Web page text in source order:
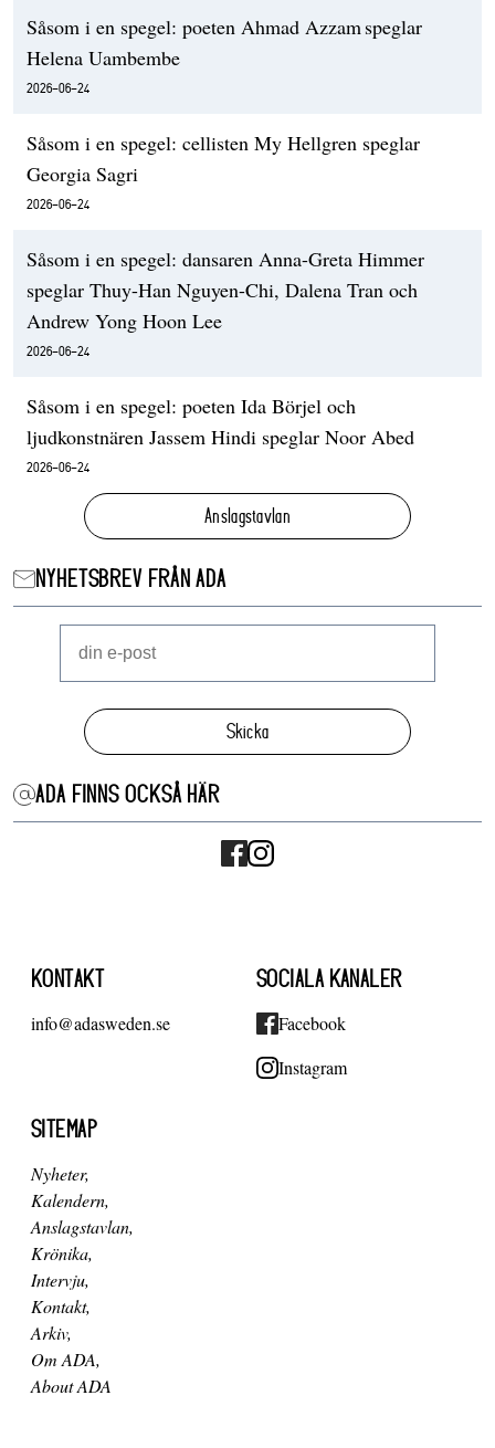
Såsom i en spegel: poeten Ahmad Azzam speglar
Helena Uambembe
2026-06-24
Såsom i en spegel: cellisten My Hellgren speglar
Georgia Sagri
2026-06-24
Såsom i en spegel: dansaren Anna-Greta Himmer
speglar Thuy-Han Nguyen-Chi, Dalena Tran och
Andrew Yong Hoon Lee
2026-06-24
Såsom i en spegel: poeten Ida Börjel och
ljudkonstnären Jassem Hindi speglar Noor Abed
2026-06-24
Anslagstavlan
NYHETSBREV FRÅN ADA
Skicka
ADA FINNS OCKSÅ HÄR
KONTAKT
info@adasweden.se
SOCIALA KANALER
Facebook
Instagram
SITEMAP
Nyheter
Kalendern
Anslagstavlan
Krönika
Intervju
Kontakt
Arkiv
Om ADA
About ADA